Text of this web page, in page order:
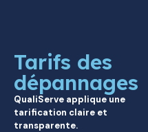
Tarifs des
dépannages
QualiServe applique une
tarification claire et
transparente.